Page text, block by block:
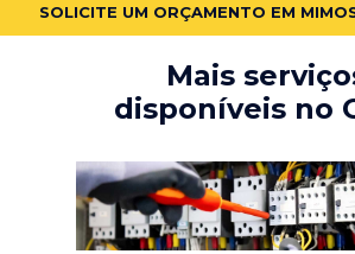
SOLICITE UM ORÇAMENTO EM
Mais
disponíveis no